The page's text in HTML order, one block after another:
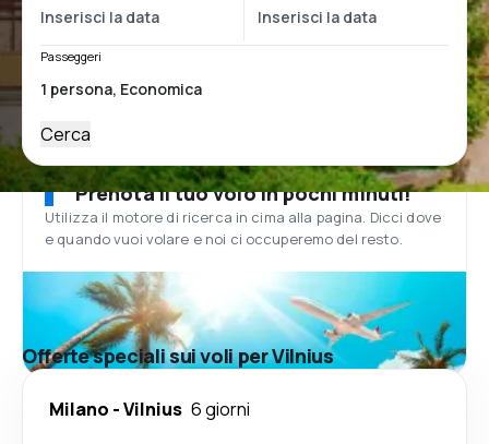
Passeggeri
Cerca
Prenota il tuo volo in pochi minuti!
Utilizza il motore di ricerca in cima alla pagina. Dicci dove
e quando vuoi volare e noi ci occuperemo del resto.
Offerte speciali sui voli per Vilnius
Milano -Vilnius 6 giorni